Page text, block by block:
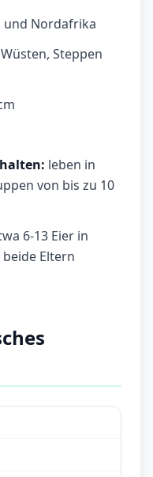
und Nordafrika
Steppen
leben in
von bis zu 10
6-13 Eier in
Eltern